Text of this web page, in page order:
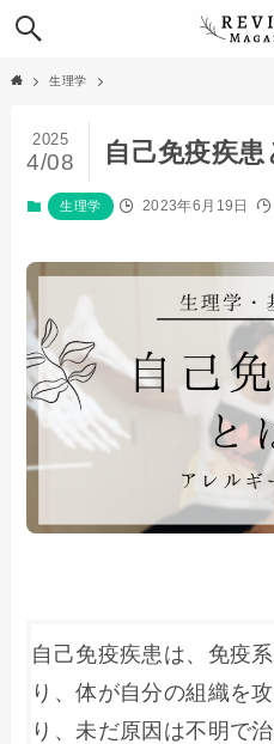
生理学
自己免疫疾患
2025
4/08
生理学 2023年6月19日
自己免疫疾患は、免疫
り、体が自分の組織を
り、未だ原因は不明で